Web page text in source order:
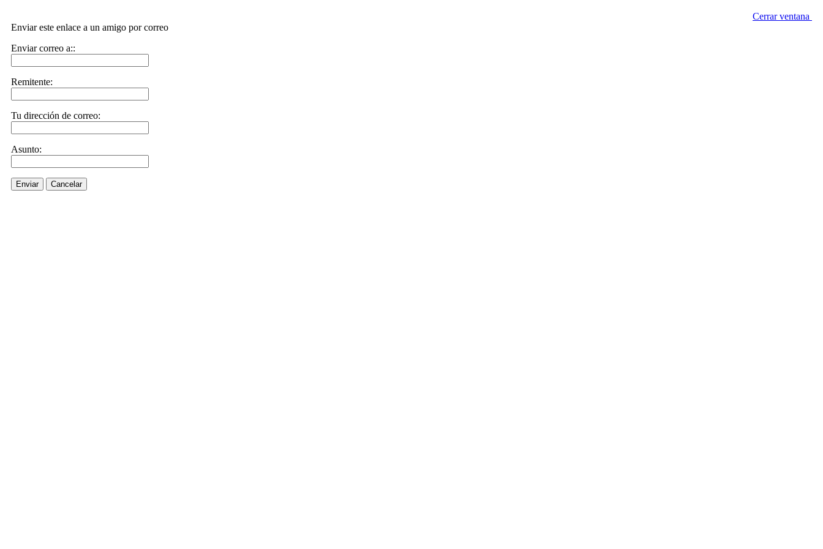
Cerrar ventana
Enviar este enlace a un amigo por correo
Enviar correo a::
Remitente:
Tu dirección de correo:
Asunto:
Enviar Cancelar